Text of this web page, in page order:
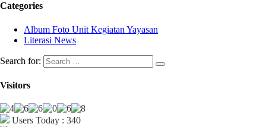
Categories
Album Foto Unit Kegiatan Yayasan
Literasi News
Search for:
Visitors
Users Today : 340